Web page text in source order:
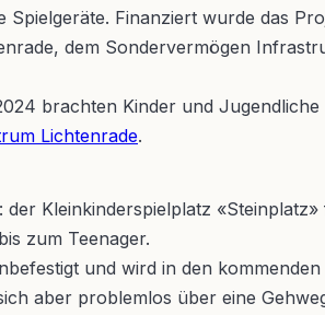
Finanziert wurde das
dem Sondervermögen
brachten Kinder und
Lichtenrade.
Kleinkinderspielplatz
zum Teenager.
und wird in den
aber problemlos über eine